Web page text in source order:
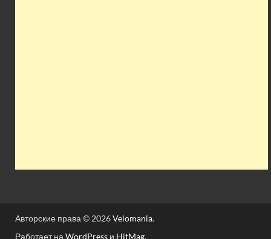
Авторские права © 2026Velomania.
Работает на WordPress и HitMag.